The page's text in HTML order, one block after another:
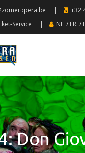
|
+32
Service
| NL. / FR. /
Don